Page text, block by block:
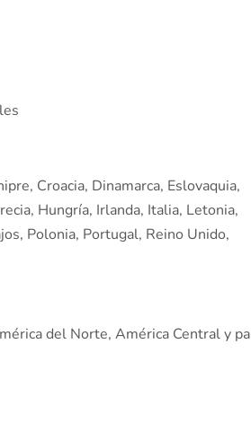
Croacia, Dinamarca, Eslovaquia,
Hungría, Irlanda, Italia, Letonia,
Polonia, Portugal, Reino Unido,
del Norte, América Central y